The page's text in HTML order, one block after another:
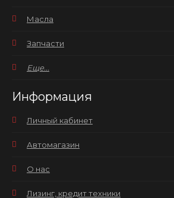
Масла
Запчасти
Еще...
Информация
Личный кабинет
Автомагазин
О нас
Лизинг, кредит техники